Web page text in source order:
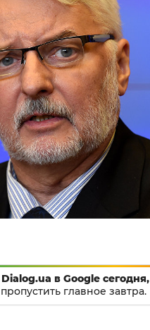
в Google сегодня,
главное завтра.